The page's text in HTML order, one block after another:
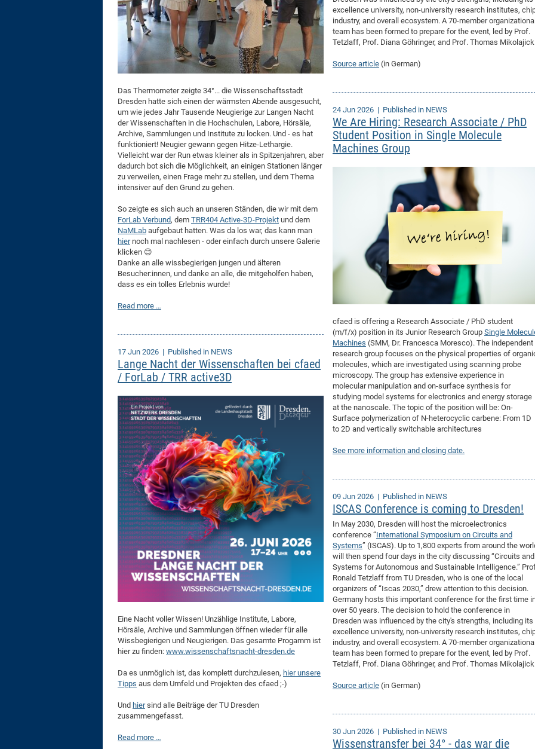
excellence university, non-university research institutes,
industry, and overall ecosystem. A 70-member
team has been formed to prepare for the event, led by Prof.
Tetzlaff, Prof. Diana Göhringer, and Prof. Thomas
Source article (in German)
Das Thermometer zeigte 34°... die Wissenschaftsstadt
Dresden hatte sich einen der wärmsten Abende ausgesucht,
um wie jedes Jahr Tausende Neugierige zur Langen Nacht
der Wissenschaften in die Hochschulen, Labore, Hörsäle,
Archive, Sammlungen und Institute zu locken. Und - es hat
funktioniert! Neugier gewann gegen Hitze-Lethargie.
Vielleicht war der Run etwas kleiner als in Spitzenjahren, aber
dadurch bot sich die Möglichkeit, an einigen Stationen länger
zu verweilen, einen Frage mehr zu stellen, und dem Thema
intensiver auf den Grund zu gehen.
So zeigte es sich auch an unseren Ständen, die wir mit dem
ForLab Verbund, dem TRR404 Active-3D-Projekt und dem
NaMLab aufgebaut hatten. Was da los war, das kann man
hiernoch mal nachlesen - oder einfach durch unsere Galerie
klicken 😊
Danke an alle wissbegierigen jungen und älteren
Besucher:innen, und danke an alle, die mitgeholfen haben,
dass es ein tolles Erlebnis wurde!
Read more …
24 Jun 2026 | Published in NEWS
We Are Hiring: Research Associate / PhD
Student Position in Single Molecule
Machines Group
cfaed is offering a Research Associate / PhD student
(m/f/x) position in its Junior Research Group Single
Machines (SMM, Dr. Francesca Moresco). The independent
research group focuses on the physical properties of
molecules, which are investigated using scanning probe
microscopy. The group has extensive experience in
molecular manipulation and on-surface synthesis for
studying model systems for electronics and energy storage
at the nanoscale. The topic of the position will be: On-
Surface polymerization of N-heterocyclic carbene: From 1D
to 2D and vertically switchable architectures
See more information and closing date.
17 Jun 2026 | Published in NEWS
Lange Nacht der Wissenschaften bei cfaed
/ ForLab / TRR active3D
Eine Nacht voller Wissen! Unzählige Institute, Labore,
Hörsäle, Archive und Sammlungen öffnen wieder für alle
Wissbegierigen und Neugierigen. Das gesamte Progamm ist
hier zu finden: www.wissenschaftsnacht-dresden.de
Da es unmöglich ist, das komplett durchzulesen, hier unsere
Tipps aus dem Umfeld und Projekten des cfaed ;-)
Und hiersind alle Beiträge der TU Dresden
zusammengefasst.
Read more …
09 Jun 2026 | Published in NEWS
ISCAS Conference is coming to Dresden!
In May 2030, Dresden will host the microelectronics
conference “International Symposium on Circuits and
Systems” (ISCAS). Up to 1,800 experts from around the
will then spend four days in the city discussing “Circuits and
Systems for Autonomous and Sustainable Intelligence.”
Ronald Tetzlaff from TU Dresden, who is one of the local
organizers of “Iscas 2030,” drew attention to this decision.
Germany hosts this important conference for the first time
over 50 years. The decision to hold the conference in
Dresden was influenced by the city's strengths, including its
excellence university, non-university research institutes,
industry, and overall ecosystem. A 70-member
team has been formed to prepare for the event, led by Prof.
Tetzlaff, Prof. Diana Göhringer, and Prof. Thomas
Source article (in German)
30 Jun 2026 | Published in NEWS
Wissenstransfer bei 34° - das war die